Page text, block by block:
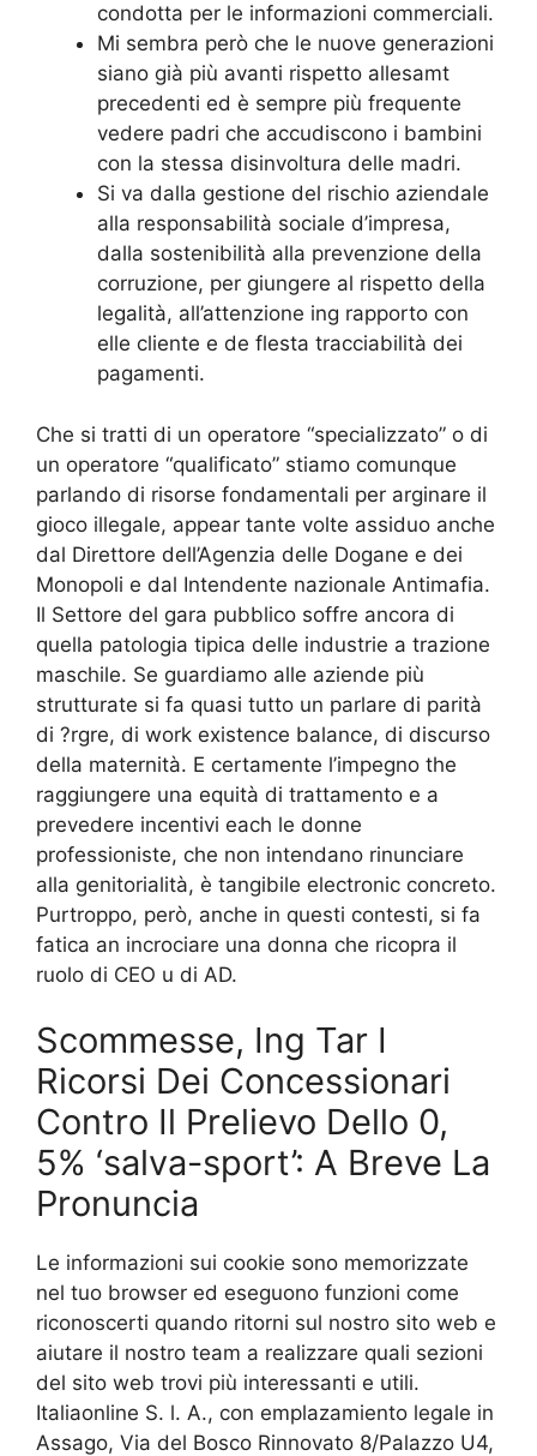
condotta per le informazioni commerciali.
Mi sembra però che le nuove generazioni
siano già più avanti rispetto allesamt
precedenti ed è sempre più frequente
vedere padri che accudiscono i bambini
con la stessa disinvoltura delle madri.
Si va dalla gestione del rischio aziendale
alla responsabilità sociale d’impresa,
dalla sostenibilità alla prevenzione della
corruzione, per giungere al rispetto della
legalità, all’attenzione ing rapporto con
elle cliente e de flesta tracciabilità dei
pagamenti.
Che si tratti di un operatore “specializzato” o di
un operatore “qualificato” stiamo comunque
parlando di risorse fondamentali per arginare il
gioco illegale, appear tante volte assiduo anche
dal Direttore dell’Agenzia delle Dogane e dei
Monopoli e dal Intendente nazionale Antimafia.
Il Settore del gara pubblico soffre ancora di
quella patologia tipica delle industrie a trazione
maschile. Se guardiamo alle aziende più
strutturate si fa quasi tutto un parlare di parità
di ?rgre, di work existence balance, di discurso
della maternità. E certamente l’impegno the
raggiungere una equità di trattamento e a
prevedere incentivi each le donne
professioniste, che non intendano rinunciare
alla genitorialità, è tangibile electronic concreto.
Purtroppo, però, anche in questi contesti, si fa
fatica an incrociare una donna che ricopra il
ruolo di CEO u di AD.
Scommesse, Ing Tar I
Ricorsi Dei Concessionari
Contro Il Prelievo Dello 0,
5% ‘salva-sport’: A Breve La
Pronuncia
Le informazioni sui cookie sono memorizzate
nel tuo browser ed eseguono funzioni come
riconoscerti quando ritorni sul nostro sito web e
aiutare il nostro team a realizzare quali sezioni
del sito web trovi più interessanti e utili.
Italiaonline S. l. A., con emplazamiento legale in
Assago, Via del Bosco Rinnovato 8/Palazzo U4,